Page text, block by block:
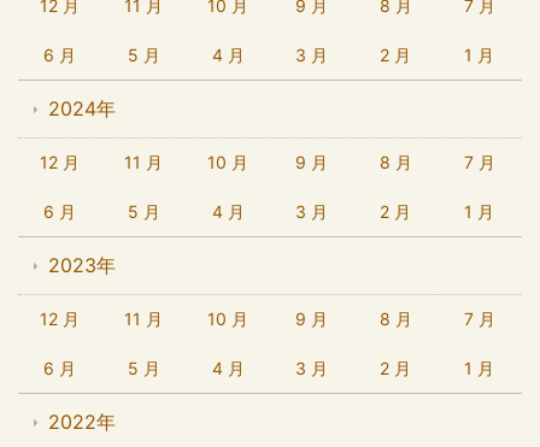
12 月 11 月 10 月 9 月 8 月 7 月
6 月 5 月 4 月 3 月 2 月 1 月
2024年
12 月 11 月 10 月 9 月 8 月 7 月
6 月 5 月 4 月 3 月 2 月 1 月
2023年
12 月 11 月 10 月 9 月 8 月 7 月
6 月 5 月 4 月 3 月 2 月 1 月
2022年